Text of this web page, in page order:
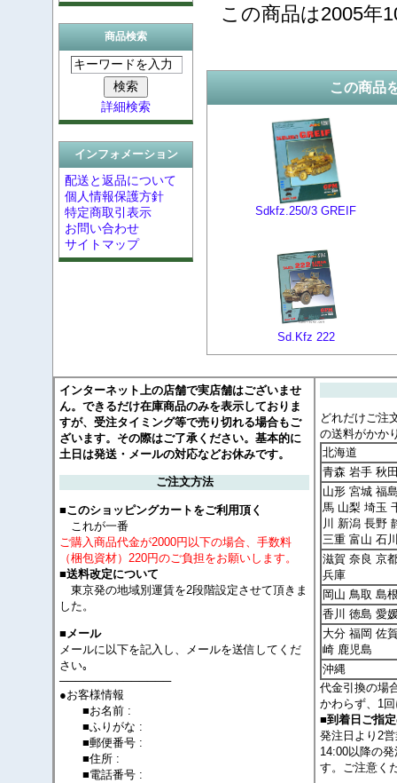
商品検索
詳細検索
インフォメーション
配送と返品について
個人情報保護方針
特定商取引表示
お問い合わせ
サイトマップ
この商品は2005年
この商品
Sdkfz.250/3 GREIF
Sd.Kfz 222
インターネット上の店舗で実店舗はございませ
ん。できるだけ在庫商品のみを表示しておりま
すが、受注タイミング等で売り切れる場合もご
ざいます。その際はご了承ください。基本的に
土日は発送・メールの対応などお休みです。
ご注文方法
■このショッピングカートをご利用頂く
これが一番
ご購入商品代金が2000円以下の場合、手数料
（梱包資材）220円のご負担をお願いします。
■送料改定について
東京発の地域別運賃を2段階設定させて頂きま
した。
■メール
メールに以下を記入し、メールを送信してくだ
さい｡
──────────────
●お客様情報
■お名前 :
■ふりがな :
■郵便番号 :
■住所 :
■電話番号 :
どれだけご注
の送料がかか
北海道
青森 岩手 秋
山形 宮城 福
馬 山梨 埼玉
川 新潟 長野
三重 富山 石
滋賀 奈良 京
兵庫
岡山 鳥取 島
香川 徳島 愛
大分 福岡 佐
崎 鹿児島
沖縄
代金引換の場
かわらず、1
■到着日ご指
発注日より2
14:00以降の
す。ご注意く